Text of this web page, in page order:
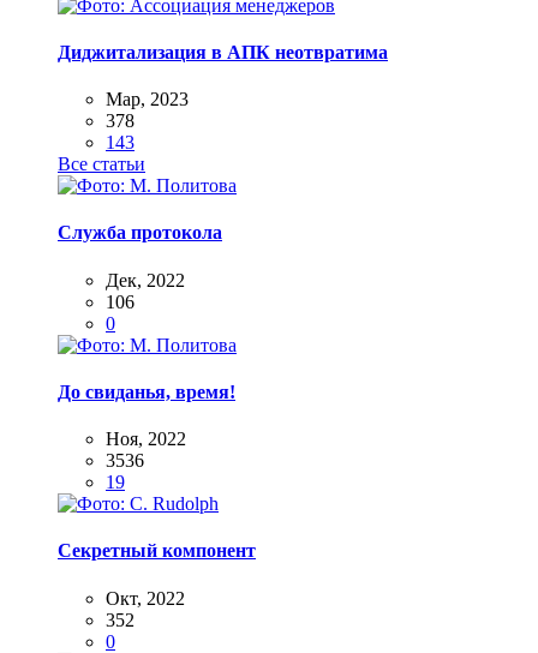
Диджитализация в АПК неотвратима
Мар, 2023
378
143
Все статьи
Служба протокола
Дек, 2022
106
0
До свиданья, время!
Ноя, 2022
3536
19
Секретный компонент
Окт, 2022
352
0